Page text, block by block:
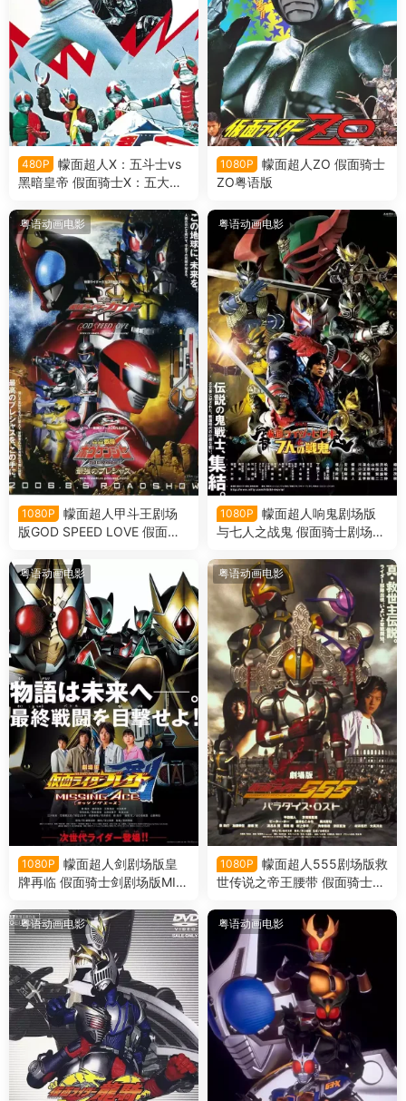
480P
幪面超人X：五斗士vs
黑暗皇帝 假面骑士X：五大骑
1080P
幪面超人ZO 假面骑士
ZO粤语版
粤语动画电影
1080P
幪面超人甲斗王剧场
版GOD SPEED LOVE 假面骑
情粤语版
粤语动画电影
1080P
幪面超人响鬼剧场版
与七人之战鬼 假面骑士剧场版
粤语动画电影
1080P
幪面超人剑剧场版皇
牌再临 假面骑士剑剧场版MIS
粤语动画电影
1080P
幪面超人555剧场版救
世传说之帝王腰带 假面骑士5
粤语动画电影 粤语动画电影